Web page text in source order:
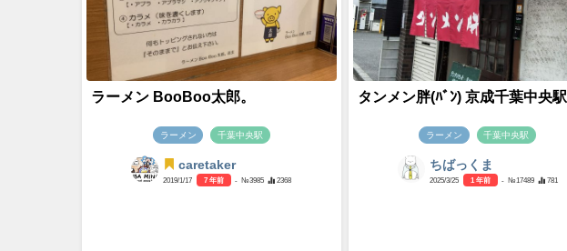
ラーメン BooBoo太郎。
ラーメン 千葉中央駅
caretaker
2019/1/17 7 年前 - №3985 2368
タンメン胖(ﾊﾞﾝ) 京成千葉中央駅
ラーメン 千葉中央駅
ちばっくま
2025/3/25 1 年前 - №17489 781